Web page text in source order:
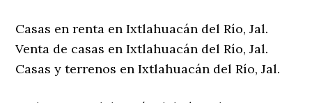
Casas en renta en Ixtlahuacán del Río, Jal.
Venta de casas en Ixtlahuacán del Río, Jal.
Casas y terrenos en Ixtlahuacán del Río, Jal.